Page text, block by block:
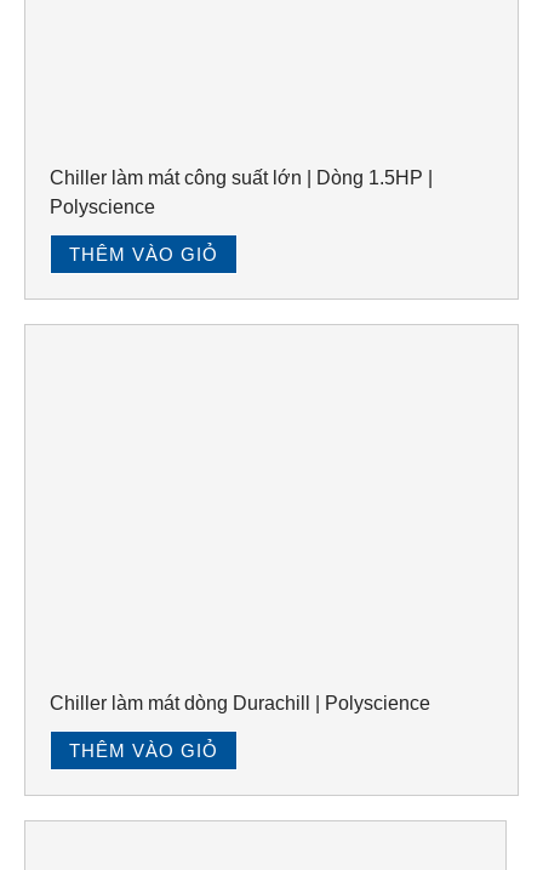
Chiller làm mát công suất lớn | Dòng 1.5HP |
Polyscience
THÊM VÀO GIỎ
Chiller làm mát dòng Durachill | Polyscience
THÊM VÀO GIỎ